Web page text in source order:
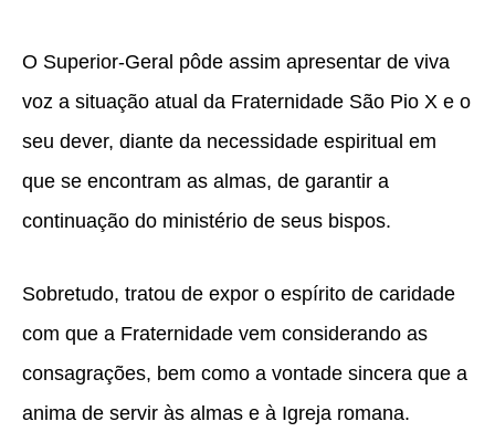
O Superior-Geral pôde assim apresentar de viva
voz a situação atual da Fraternidade São Pio X e o
seu dever, diante da necessidade espiritual em
que se encontram as almas, de garantir a
continuação do ministério de seus bispos.
Sobretudo, tratou de expor o espírito de caridade
com que a Fraternidade vem considerando as
consagrações, bem como a vontade sincera que a
anima de servir às almas e à Igreja romana.